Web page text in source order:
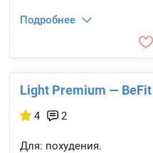
Подробнее
Light Premium — BeFit
4
2
Для: похудения.